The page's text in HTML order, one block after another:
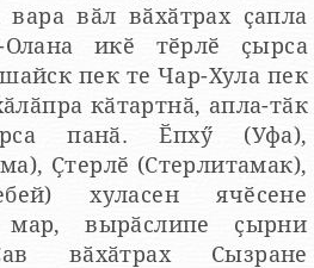
вара вӑл вӑхӑтрах ҫапла
икӗ тӗрлӗ ҫырса
пек те Чар-Хула пек
кӑтартнӑ, апла-тӑк
панӑ. Ӗпхӳ (Уфа),
Ҫтерлӗ (Стерлитамак),
хуласен ячӗсене
вырӑслипе ҫырни
вӑхӑтрах Сызране